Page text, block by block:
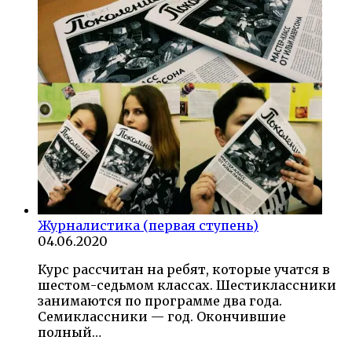
Журналистика (первая ступень)
04.06.2020
Курс рассчитан на ребят, которые учатся в
шестом-седьмом классах. Шестиклассники
занимаются по программе два года.
Семиклассники — год. Окончившие
полный…